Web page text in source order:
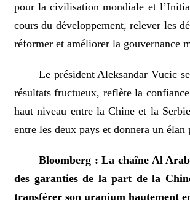
pour la civilisation mondiale et
cours du développement, relever les
réformer et améliorer la gouvernance
Le président Aleksandar Vucic
résultats fructueux, reflète la
haut niveau entre la Chine et la
entre les deux pays et donnera un
Bloomberg : La chaîne Al
des garanties de la part de la
transférer son uranium hautement